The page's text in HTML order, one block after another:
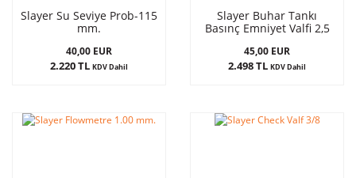
Slayer Su Seviye Prob-115
mm.
40,00 EUR
2.220 TL KDV Dahil
Slayer Buhar Tankı
Basınç Emniyet Valfi 2,5
45,00 EUR
2.498 TL KDV Dahil